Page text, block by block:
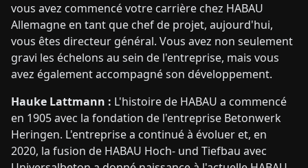
vous avez commencé votre carrière chez HABAU
Allemagne en tant que chef de projet, aujourd'hui,
vous êtes directeur général. Vous avez non seulement
gravi les échelons au sein de l'entreprise, mais vous
avez également accompagné son développement.
Hauke Lattmann : L'histoire de HABAU a commencé
en 1905 avec la fondation de l'entreprise Betonwerk
Heringen. L'entreprise a continué à évoluer et, en
2020, la fusion de HABAU Hoch- und Tiefbau avec